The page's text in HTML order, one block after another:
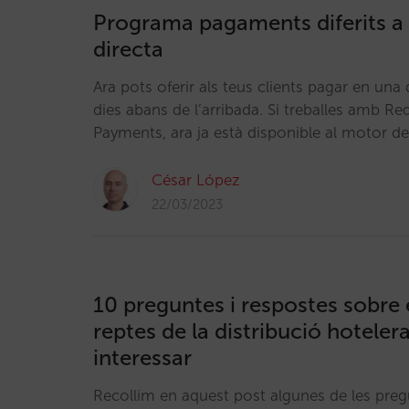
Programa pagaments diferits a
directa
Ara pots oferir als teus clients pagar en una
dies abans de l’arribada. Si treballes amb
Payments, ara ja està disponible al motor
César López
22/03/2023
10 preguntes i respostes sobre
reptes de la distribució
interessar
Recollim en aquest post algunes de les